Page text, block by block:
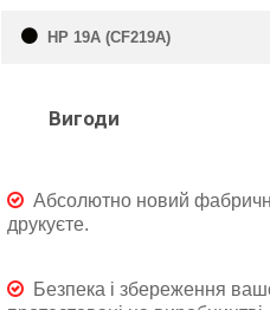
HP 19A (CF219A)
Вигоди
Абсолютно новий
друкуєте.
Безпека і збереження